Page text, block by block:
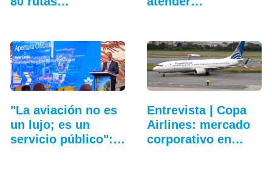
"La aviación no es
un lujo; es un
servicio público":…
Entrevista | Copa
Airlines: mercado
corporativo en…